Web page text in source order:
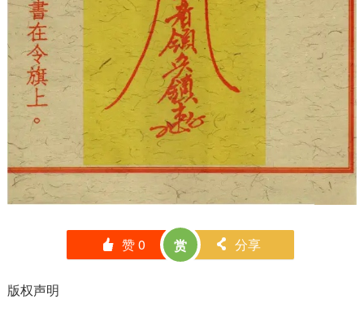
󰄼 赞0 赏 󰄯 分享
版权声明